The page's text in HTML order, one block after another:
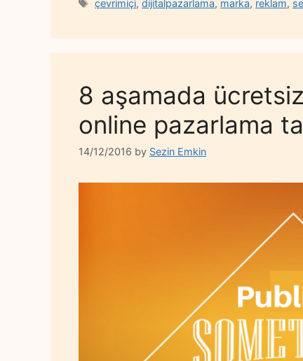
çevrimiçi,dijitalpazarlama, marka, reklam,
8 aşamada
online pazarlama
14/12/2016 by Sezin Emkin